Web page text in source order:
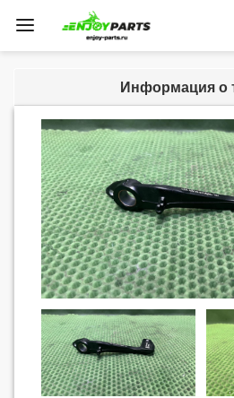
Toggle
navigation
Информация о